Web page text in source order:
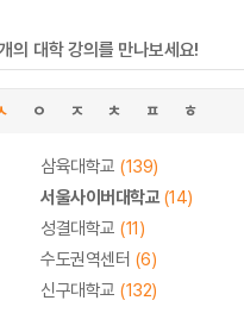
의 대학 강의를 만나보세요!
ㅇ ㅈ ㅊ ㅍ ㅎ
삼육대학교 (139)
서울사이버대학교(14)
성결대학교 (11)
수도권역센터 (6)
신구대학교 (132)